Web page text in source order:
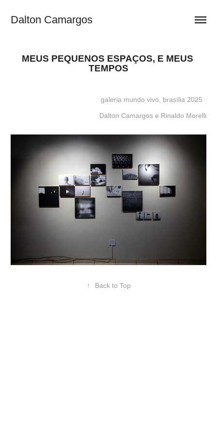
Dalton Camargos
MEUS PEQUENOS ESPAÇOS, E MEUS
TEMPOS
galeria mundo vivo, brasília 2025
Dalton Camargos e Rinaldo Morelli
↑ Back to Top